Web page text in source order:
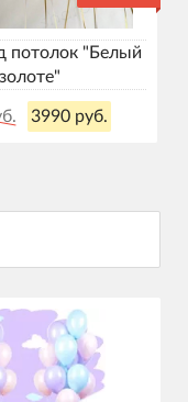
потолок "Белый
3990 руб.